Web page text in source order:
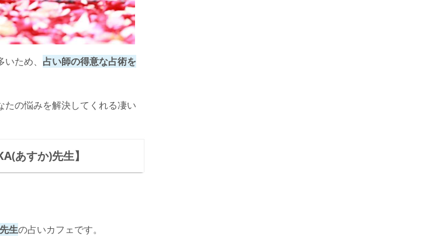
ため、 占い師の得意な占術を
たの悩みを解決してくれる凄い
あすか)先生】
生の占いカフェです。